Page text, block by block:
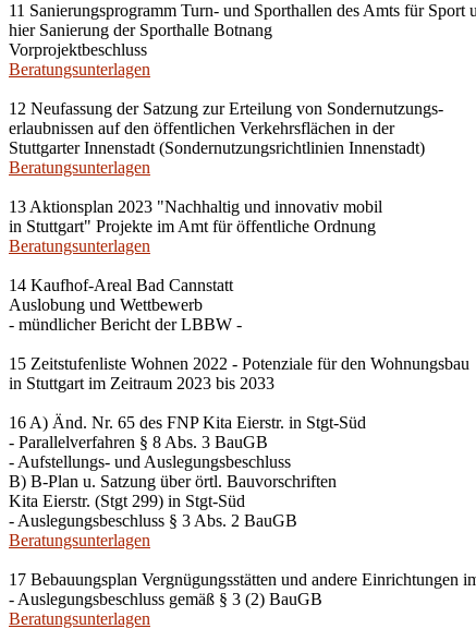
11 Sanierungsprogramm Turn- und Sporthallen des Amts für Sport
hier Sanierung der Sporthalle Botnang
Vorprojektbeschluss
Beratungsunterlagen
12 Neufassung der Satzung zur Erteilung von Sondernutzungs-
erlaubnissen auf den öffentlichen Verkehrsflächen in der
Stuttgarter Innenstadt (Sondernutzungsrichtlinien Innenstadt)
Beratungsunterlagen
13 Aktionsplan 2023 "Nachhaltig und innovativ mobil
in Stuttgart" Projekte im Amt für öffentliche Ordnung
Beratungsunterlagen
14 Kaufhof-Areal Bad Cannstatt
Auslobung und Wettbewerb
- mündlicher Bericht der LBBW -
15 Zeitstufenliste Wohnen 2022 - Potenziale für den Wohnungsbau
in Stuttgart im Zeitraum 2023 bis 2033
16 A) Änd. Nr. 65 des FNP Kita Eierstr. in Stgt-Süd
- Parallelverfahren § 8 Abs. 3 BauGB
- Aufstellungs- und Auslegungsbeschluss
B) B-Plan u. Satzung über örtl. Bauvorschriften
Kita Eierstr. (Stgt 299) in Stgt-Süd
- Auslegungsbeschluss § 3 Abs. 2 BauGB
Beratungsunterlagen
17 Bebauungsplan Vergnügungsstätten und andere Einrichtungen
- Auslegungsbeschluss gemäß § 3 (2) BauGB
Beratungsunterlagen